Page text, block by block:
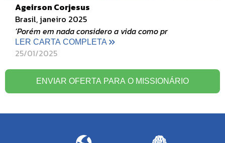
Ageirson Corjesus
Brasil, janeiro 2025
‘Porém em nada considero a vida como pr
LER CARTA COMPLETA
25/01/2025
ENVIAR OFERTA PARA O MISSIONÁRIO